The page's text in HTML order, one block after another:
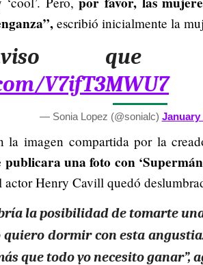
escribió inicialmente la
que
V7ifT3MWU7
— Sonia Lopez (@sonialc) January
la imagen compartida por la
una foto con
actor Henry Cavill quedó
la posibilidad de tomarte
quiero dormir con esta
que todo yo necesito ganar”,